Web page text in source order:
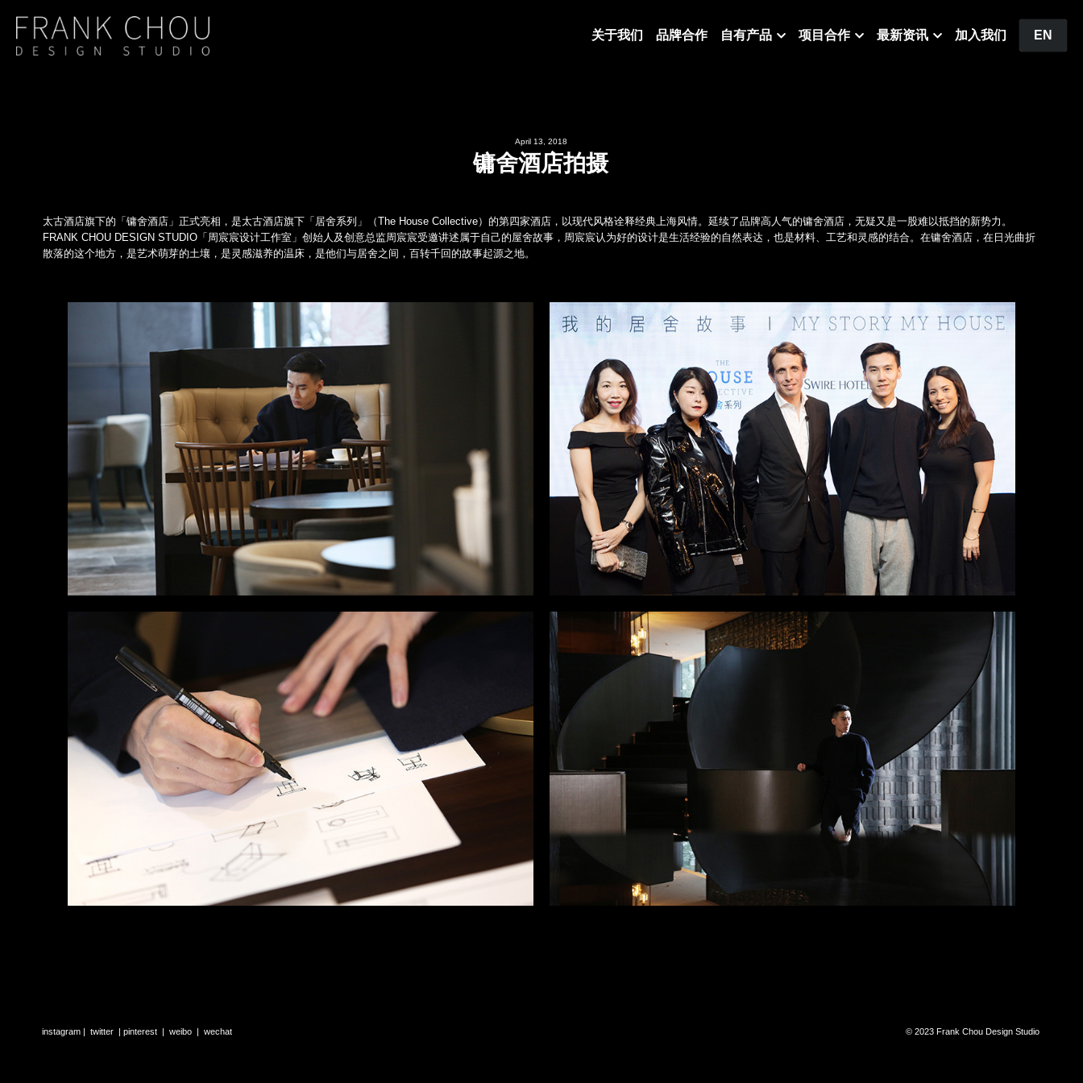
关于我们 品牌合作 自有产品 项目合作 最新资讯 加入我们 EN
April 13, 2018
镛舍酒店拍摄
太古酒店旗下的「镛舍酒店」正式亮相，是太古酒店旗下「居舍系列」（The House Collective）的第四家酒店，以现代风格诠释经典上海风情。延续了品牌高人气的镛舍酒店，无疑又是一股难以抵挡的新势力。
FRANK CHOU DESIGN STUDIO「周宸宸设计工作室」创始人及创意总监周宸宸受邀讲述属于自己的屋舍故事，周宸宸认为好的设计是生活经验的自然表达，也是材料、工艺和灵感的结合。在镛舍酒店，在日光曲折
散落的这个地方，是艺术萌芽的土壤，是灵感滋养的温床，是他们与居舍之间，百转千回的故事起源之地。
instagram | twitter
  |
pinterest
  |
weibo
  |
wechat © 2023 Frank Chou Design Studio